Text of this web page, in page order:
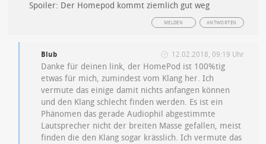
Spoiler: Der Homepod kommt ziemlich gut weg
ANTWORTEN
MELDEN
Blub 12.02.2018, 09:19 Uhr
Danke für deinen link, der HomePod ist 100%tig
etwas für mich, zumindest vom Klang her. Ich
vermute das einige damit nichts anfangen können
und den Klang schlecht finden werden. Es ist ein
Phänomen das gerade Audiophil abgestimmte
Lautsprecher nicht der breiten Masse gefallen, meist
finden die den Klang sogar krässlich. Ich vermute das